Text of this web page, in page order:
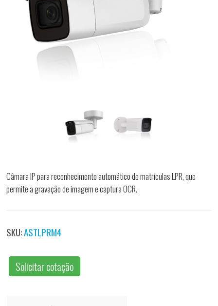
Câmara IP para reconhecimento automático de matrículas LPR, que
permite a gravação de imagem e captura OCR.
SKU:ASTLPRM4
Solicitar cotação